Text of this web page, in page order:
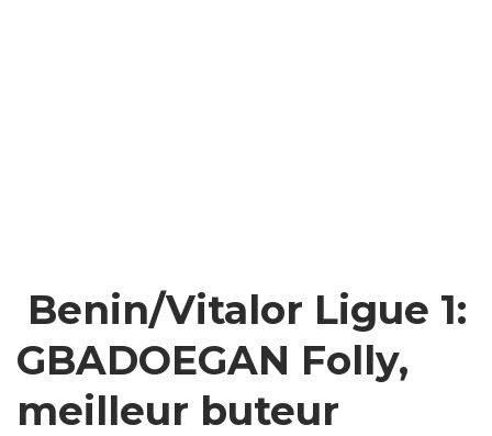
Benin/Vitalor Ligue 1:
GBADOEGAN Folly,
meilleur buteur